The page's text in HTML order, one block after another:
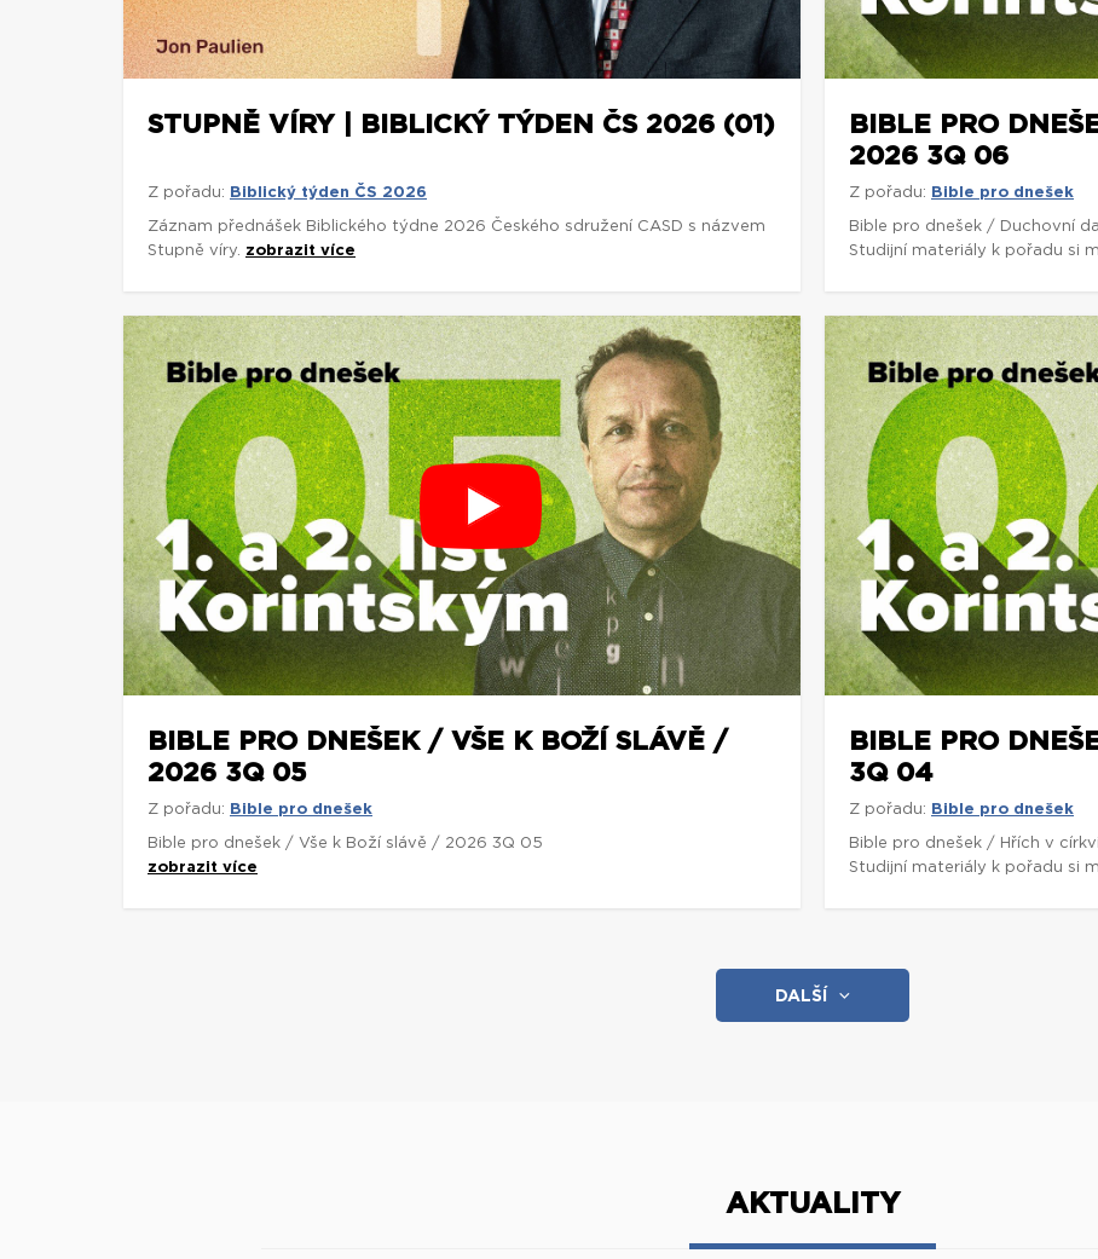
STUPNĚ VÍRY | BIBLICKÝ TÝDEN ČS 2026 (01)
Z pořadu: Biblický týden ČS 2026
Záznam přednášek Biblického týdne 2026 Českého sdružení CASD s názvem
Stupně víry. zobrazit více
BIBLE PRO
2026 3Q 06
Z pořadu: Bible pro dnešek
Bible pro dnešek / Duchovní
Studijní materiály k pořadu si
BIBLE PRO DNEŠEK / VŠE K BOŽÍ SLÁVĚ /
2026 3Q 05
Z pořadu: Bible pro dnešek
Bible pro dnešek / Vše k Boží slávě / 2026 3Q 05
zobrazit více
BIBLE PRO
3Q 04
Z pořadu: Bible pro dnešek
Bible pro dnešek / Hřích v
Studijní materiály k pořadu si
DALŠÍ
AKTUALITY